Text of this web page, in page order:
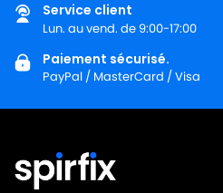
Service client
Lun. au vend. de 9:00-17:00
Paiement sécurisé.
PayPal / MasterCard / Visa